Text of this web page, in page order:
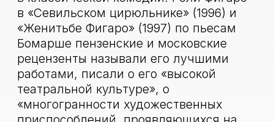
Пензенской области (2011).
В 2012 году стал одним из доверенных
лиц кандидата в президенты России В.
В. Путина
С июня 2015 года — депутат
Законодательного собрания
Пензенской области.
В 2023 году Казакову С.В. было
присвоено почётное звание «Народный
артист России»